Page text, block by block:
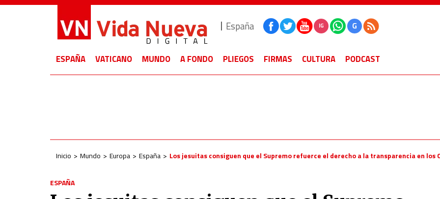
España IG G
ESPAÑA VATICANO MUNDO A FONDO PLIEGOS FIRMAS CULTURA PODCAST
Inicio Mundo Europa España Los jesuitas consiguen que el Supremo refuerce el derecho a la transparencia en los
ESPAÑA